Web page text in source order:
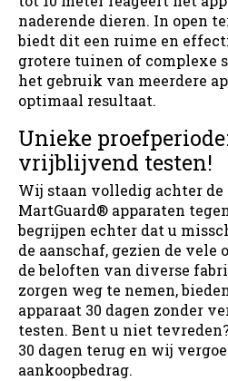
naderende dieren. In open
biedt dit een ruime en
grotere tuinen of complexe
het gebruik van meerdere
optimaal resultaat.
Unieke
vrijblijvend testen!
Wij staan volledig achter
MartGuard® apparaten
begrijpen echter dat u
de aanschaf, gezien de vele
de beloften van diverse
zorgen weg te nemen,
apparaat 30 dagen zonder
testen. Bent u niet
30 dagen terug en wij
aankoopbedrag.